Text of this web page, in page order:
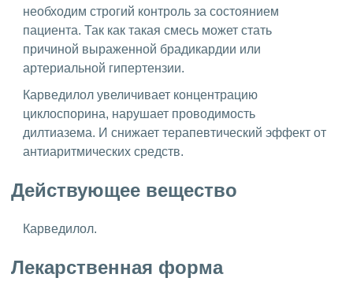
необходим строгий контроль за состоянием
пациента. Так как такая смесь может стать
причиной выраженной брадикардии или
артериальной гипертензии.
Карведилол увеличивает концентрацию
циклоспорина, нарушает проводимость
дилтиазема. И снижает терапевтический эффект от
антиаритмических средств.
Действующее вещество
Карведилол.
Лекарственная форма